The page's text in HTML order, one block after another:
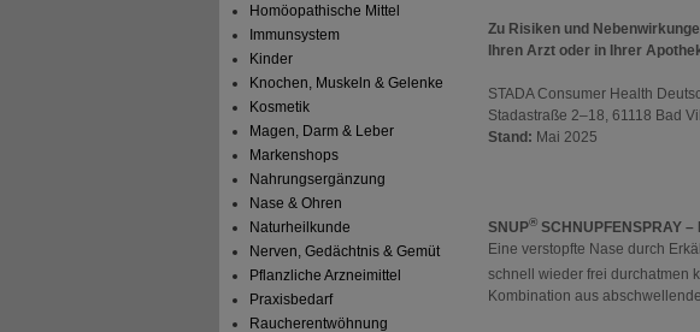
Homöopathische Mittel
Immunsystem
Kinder
Knochen, Muskeln & Gelenke
Kosmetik
Magen, Darm & Leber
Markenshops
Nahrungsergänzung
Nase & Ohren
Naturheilkunde
Nerven, Gedächtnis & Gemüt
Pflanzliche Arzneimittel
Praxisbedarf
Raucherentwöhnung
Zu Risiken und
Ihren Arzt oder in Ihrer
STADA Consumer Health
Stadastraße 2–18, 61118 Bad
Stand: Mai 2025
SNUP® SCHNUPFENSPRAY –
Eine verstopfte Nase durch
schnell wieder frei durchatmen
Kombination aus